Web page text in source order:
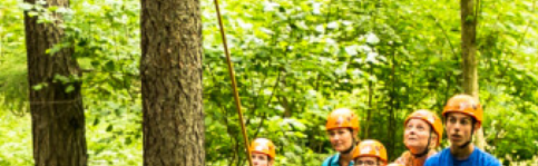
Aosta - Italië